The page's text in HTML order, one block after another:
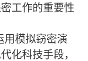
工作的重要性
用模拟窃密演
化科技手段，